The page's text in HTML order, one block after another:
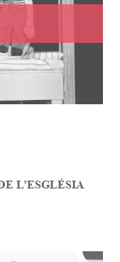
L’ESGLÉSIA